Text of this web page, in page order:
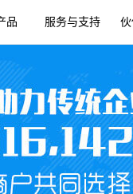
品 服务与支持